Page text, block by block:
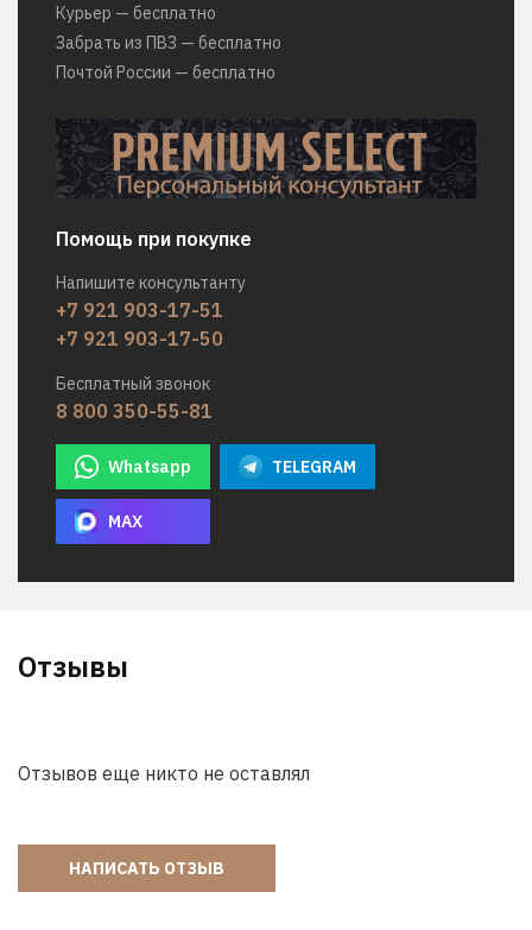
Курьер — бесплатно
Забрать из ПВЗ — бесплатно
Почтой России — бесплатно
Помощь при покупке
Напишите консультанту
+7 921 903-17-51
+7 921 903-17-50
Бесплатный звонок
8 800 350-55-81
Whatsapp TELEGRAM
MAX
Отзывы
Отзывов еще никто не оставлял
НАПИСАТЬ ОТЗЫВ